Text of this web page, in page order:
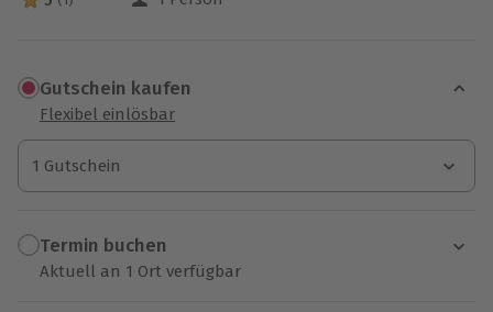
5 Sterne von 5 aus 1 Bewertungen
Gutschein kaufen
Flexibel einlösbar
1 Gutschein
1 Gutschein
1 Gutschein
Termin buchen
Aktuell an 1 Ort verfügbar